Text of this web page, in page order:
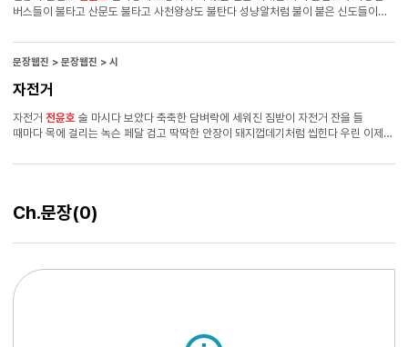
버스들이 불타고 산문도 불타고 사천왕상도 불탄다 성냥알처럼 불이 붙은 신도들이
적멸보궁에서 울려 퍼지는 목탁 소리도 불타고 백팔 배도 불탄다 불타서 끌어올리는
사자산 푸른 하늘 저 거대한 발전타워 봉우리에서 봉우리로 숲에서 숲으로 염불를
문장웹진 > 문장웹진 > 시
자전거
자전거 전윤호
때마다 목에 걸리는 녹슨 페달 검고 딱딱한 안장이 돼지껍데기처럼 씹힌다 우린 이제
넘어서 바람처럼 내려가다 웅덩이를 만나면 제 때 멈출 수도 있을까 탄 고기와 함께
Ch.문장(0)